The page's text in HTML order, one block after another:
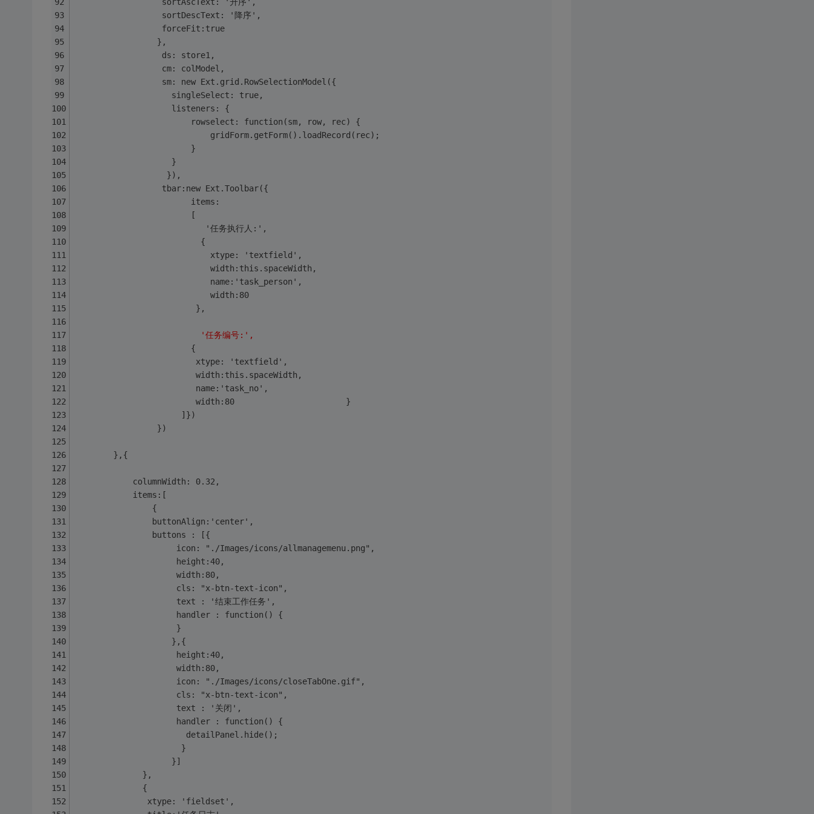
                  sortDescText: '降序',
                  forceFit:true
                 },
                  ds: store1,
                  cm: colModel,
                  sm: new Ext.grid.RowSelectionModel({
                    singleSelect: true,
                    listeners: {
                        rowselect: function(sm, row, rec) {
                            gridForm.getForm().loadRecord(rec);
                        }
                    }
                   }),
                  tbar:new Ext.Toolbar({
                        items:
                        [
				           '任务执行人:',
				          {
				            xtype: 'textfield',
				            width:this.spaceWidth,
			                name:'task_person',
			                width:80
			             },
  '任务编号:',
				        {
				         xtype: 'textfield',
				         width:this.spaceWidth,
			             name:'task_no',
			             width:80				        }
                      ]})
                 })
        },{
            columnWidth: 0.32,
            items:[
                {
                buttonAlign:'center',
                buttons : [{
                     icon: "./Images/icons/allmanagemenu.png",
                     height:40,
                     width:80,
                     cls: "x-btn-text-icon",
				     text : '结束工作任务',
				     handler : function() {
				     }
				    },{
				     height:40,
                     width:80,
                     icon: "./Images/icons/closeTabOne.gif",
                     cls: "x-btn-text-icon",
				     text : '关闭',
				     handler : function() {
				       detailPanel.hide();
				      }
				    }]
              },
              {
               xtype: 'fieldset',